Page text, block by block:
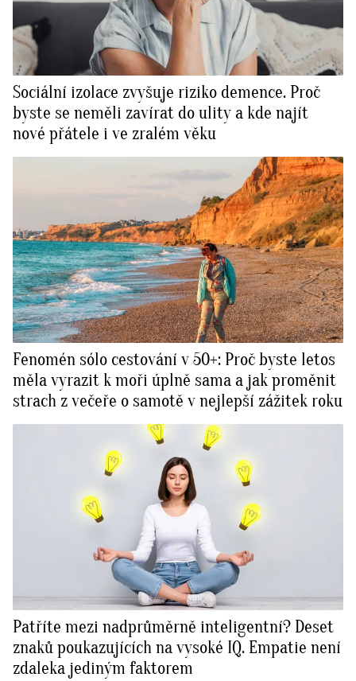
Sociální izolace zvyšuje riziko demence. Proč
byste se neměli zavírat do ulity a kde najít
nové přátele i ve zralém věku
Fenomén sólo cestování v 50+: Proč byste letos
měla vyrazit k moři úplně sama a jak proměnit
strach z večeře o samotě v nejlepší zážitek roku
Patříte mezi nadprůměrně inteligentní? Deset
znaků poukazujících na vysoké IQ. Empatie není
zdaleka jediným faktorem